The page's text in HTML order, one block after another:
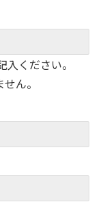
ください。
ん。